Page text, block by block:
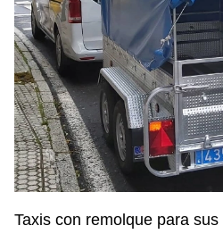
Taxis con remolque para